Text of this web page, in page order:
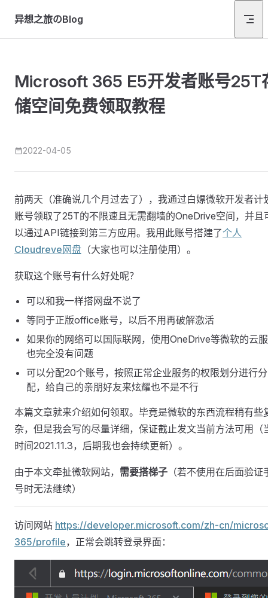
Skip to content
异想之旅のBlog
Microsoft 365 E5开发者账号25T
储空间免费领取教程
2022-04-05
前两天（准确说几个月过去了），我通过白嫖微软开发者计
账号领取了25T的不限速且无需翻墙的OneDrive空间，并且
以通过API链接到第三方应用。我用此账号搭建了个人
Cloudreve网盘 （大家也可以注册使用）。
获取这个账号有什么好处呢？
可以和我一样搭网盘不说了
等同于正版office账号，以后不用再破解激活
如果你的网络可以国际联网，使用OneDrive等微软的云
也完全没有问题
可以分配20个账号，按照正常企业服务的权限划分进行分
配，给自己的亲朋好友来炫耀也不是不行
本篇文章就来介绍如何领取。毕竟是微软的东西流程稍有些
杂，但是我会写的尽量详细，保证截止发文当前方法可用（
时间2021.11.3，后期我也会持续更新）。
由于本文牵扯微软网站， 需要搭梯子 （若不使用在后面验证
号时无法继续）
访问网站 https://developer.microsoft.com/zh-cn/
365/profile，正常会跳转登录界面：